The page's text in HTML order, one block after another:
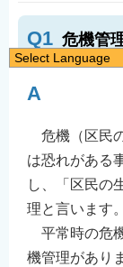
Q1 危機管
A
危機（区民
は恐れがある
し、「区民の
理と言います。
平常時の危
機管理があり
Select Language
简体中文
繁體中文
한국어
Filipino